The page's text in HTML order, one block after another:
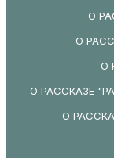
О
О
О
О РАССКАЗЕ
О